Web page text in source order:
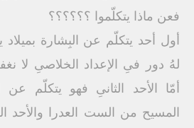
فعن ماذا يتكلّموا ؟؟؟؟؟؟
أول أحد يتكلّم عن البِشارة بميلاد
لهُ دور فىِ الإعداد الخلاصىِ لا
أمّا الأحد الثانىِ فهو يتكلّم عن
المسيح من الست العدرا والأحد